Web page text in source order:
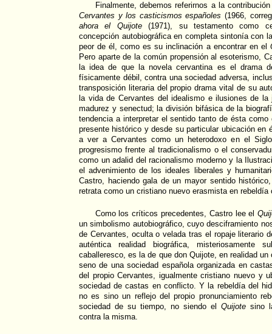
Finalmente, debemos referirnos a la
Cervantes y los casticismos españoles (1966,
ahora el Quijote(1971), su testamento como
concepción autobiográfica en completa sintonía con
peor de él, como es su inclinación a encontrar en el
Pero aparte de la común propensión al esoterismo,
la idea de que la novela cervantina es el drama
físicamente débil, contra una sociedad adversa,
transposición literaria del propio drama vital de su
la vida de Cervantes del idealismo e ilusiones de
madurez y senectud; la división bifásica de la
tendencia a interpretar el sentido tanto de ésta
presente histórico y desde su particular ubicación en
a ver a Cervantes como un heterodoxo en el
progresismo frente al tradicionalismo o el
como un adalid del racionalismo moderno y la
el advenimiento de los ideales liberales y
Castro, haciendo gala de un mayor sentido
retrata como un cristiano nuevo erasmista en rebeldía
Como los críticos precedentes, Castro lee el
un simbolismo autobiográfico, cuyo desciframiento
de Cervantes, oculta o velada tras el ropaje literario
auténtica realidad biográfica, misteriosamente
caballeresco, es la de que don Quijote, en realidad
seno de una sociedad española organizada en
del propio Cervantes, igualmente cristiano nuevo y
sociedad de castas en conflicto. Y la rebeldía del
no es sino un reflejo del propio pronunciamiento
sociedad de su tiempo, no siendo el Quijote sino
contra la misma.